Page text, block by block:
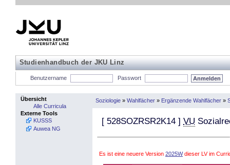
Studienhandbuch der JKU Linz
Benutzername Passwort
Übersicht
Alle Curricula
Externe Tools
KUSSS
Auwea NG
Soziologie » Wahlfächer » Ergänzende Wahlfächer »
[ 528SOZRSR2K14 ] VU
Es ist eine neuere Version 2025Wdieser LV im